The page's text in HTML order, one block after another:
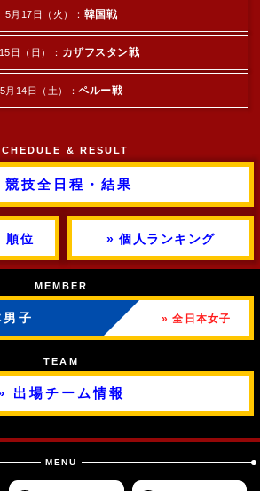
5月17日（火）： 韓国戦
日（日）： カザフスタン戦
5月14日（土）：ペルー戦
& RESULT
競技全日程・結果
順位 » 個人ランキング
MEMBER
子 » 全日本女子
TEAM
出場チーム情報
MENU